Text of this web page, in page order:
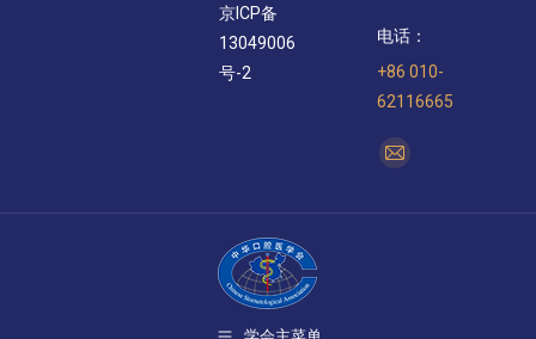
京ICP备
13049006
号-2
电话：
+86 010-
62116665
找到我们：
Mail